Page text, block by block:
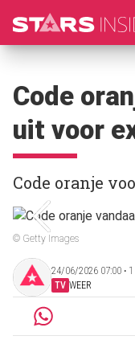
Code
uit voor
Code oranje
© Getty Images
24/06/2026 07:00 ‧
TV WEER